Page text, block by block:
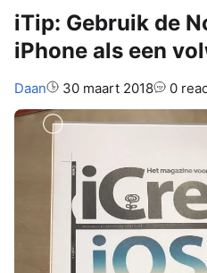
iTip: Gebruik de
iPhone als een
Auteur:
Daan 30 maart 2018 0